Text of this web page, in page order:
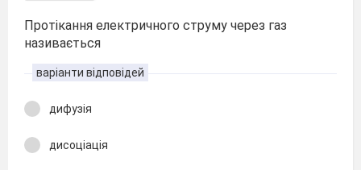
Протікання електричного струму через газ
називається
варіанти відповідей
дифузія
дисоціація